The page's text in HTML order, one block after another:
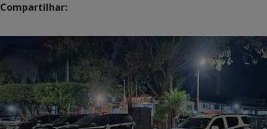
Compartilhar: